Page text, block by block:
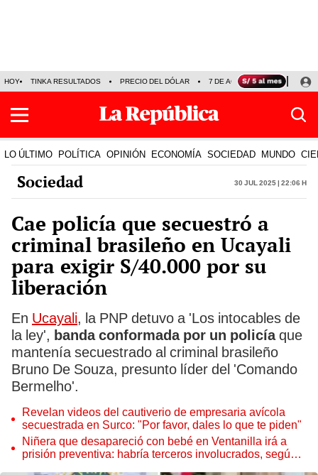
HOY TINKA RESULTADOS PRECIO DEL DÓLAR 7 DE AGOSTO OLLANTA
LO ÚLTIMO POLÍTICA OPINIÓN ECONOMÍA SOCIEDAD MUNDO
Sociedad 30 Jul 2025 | 22:06 h
Cae policía que secuestró a
criminal brasileño en Ucayali
para exigir S/40.000 por su
liberación
En Ucayali, la PNP detuvo a 'Los intocables de
la ley', banda conformada por un policíaque
mantenía secuestrado al criminal brasileño
Bruno De Souza, presunto líder del 'Comando
Bermelho'.
Revelan videos del cautiverio de empresaria avícola
secuestrada en Surco: "Por favor, dales lo que te piden"
Niñera que desapareció con bebé en Ventanilla irá a
prisión preventiva: habría terceros involucrados, según